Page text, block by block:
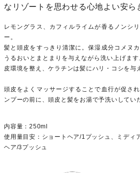
なリゾートを思わせる心地よい安ら
レモングラス、カフィルライムが香るノンシ
ー。
髪と頭皮をすっきり清潔に。保湿成分コメヌ
うるおいとまとまりを与えながら洗い上げま
皮環境を整え、ケラチンは髪にハリ・コシを与
頭皮をよくマッサージすることで血行が促さ
ンプーの前に、頭皮と髪をお湯で予洗いしてい
内容量：250ml
使用量目安：ショートヘア/1プッシュ、ミディ
ヘア/3プッシュ